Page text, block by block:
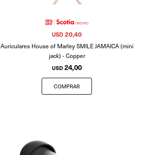
Auriculares House of Marley SMILE JAMAICA (mini
jack) - Copper
USD24,00
USD 20,40